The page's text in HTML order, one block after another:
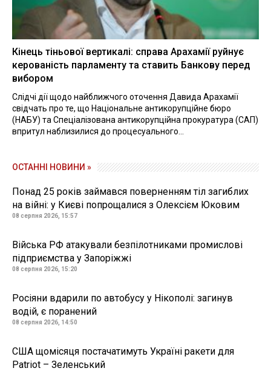
Кінець тіньової вертикалі: справа Арахамії руйнує
керованість парламенту та ставить Банкову перед
вибором
Слідчі дії щодо найближчого оточення Давида Арахамії
свідчать про те, що Національне антикорупційне бюро
(НАБУ) та Спеціалізована антикорупційна прокуратура (САП)
впритул наблизилися до процесуального...
ОСТАННІ НОВИНИ »
Понад 25 років займався поверненням тіл загиблих
на війні: у Києві попрощалися з Олексієм Юковим
08 серпня 2026, 15:57
Війська РФ атакували безпілотниками промислові
підприємства у Запоріжжі
08 серпня 2026, 15:20
Росіяни вдарили по автобусу у Нікополі: загинув
водій, є поранений
08 серпня 2026, 14:50
США щомісяця постачатимуть Україні ракети для
Patriot – Зеленський